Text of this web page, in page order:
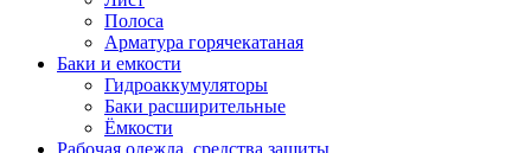
Полоса
Арматура горячекатаная
Баки и емкости
Гидроаккумуляторы
Баки расширительные
Ёмкости
Рабочая одежда, средства защиты